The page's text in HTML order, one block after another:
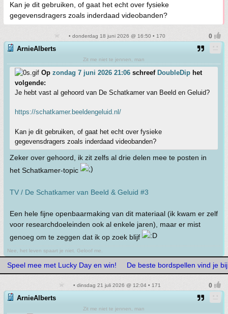
Kan je dit gebruiken, of gaat het echt over fysieke
gegevensdragers zoals inderdaad videobanden?
• donderdag 18 juni 2026 @ 16:50 • 170
ArnieAlberts
Zit me niet te jennen, man
Op zondag 7 juni 2026 21:06 schreef DoubleDip het
volgende:
Je hebt vast al gehoord van De Schatkamer van Beeld en Geluid?
https://schatkamer.beeldengeluid.nl/
Kan je dit gebruiken, of gaat het echt over fysieke
gegevensdragers zoals inderdaad videobanden?
Zeker over gehoord, ik zit zelfs al drie delen mee te posten in
het Schatkamer-topic
TV / De Schatkamer van Beeld & Geluid #3
Een hele fijne openbaarmaking van dit materiaal (ik kwam er zelf
voor researchdoeleinden ook al enkele jaren), maar er mist
genoeg om te zeggen dat ik op zoek blijf
Nee, het leven spaart je niet. Geloof me.
Speel mee met Lucky Day en win! De beste bordspellen vind je
• dinsdag 21 juli 2026 @ 12:04 • 171
ArnieAlberts
Zit me niet te jennen, man